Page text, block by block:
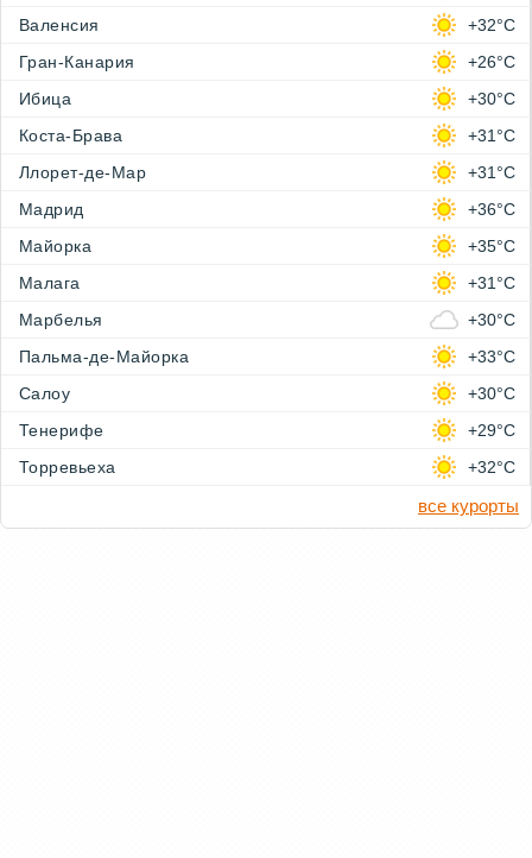
Валенсия
+32°C
Гран-Канария
+26°C
Ибица
+30°C
Коста-Брава
+31°C
Ллорет-де-Мар
+31°C
Мадрид
+36°C
Майорка
+35°C
Малага
+31°C
Марбелья
+30°C
Пальма-де-Майорка
+33°C
Салоу
+30°C
Тенерифе
+29°C
Торревьеха
+32°C
все курорты